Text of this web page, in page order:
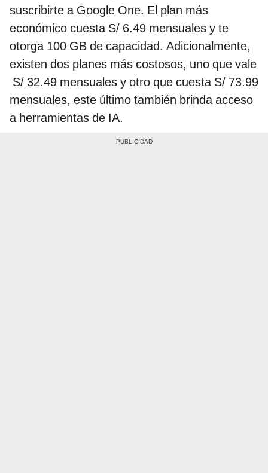
suscribirte a Google One. El plan más
económico cuesta S/ 6.49 mensuales y te
otorga 100 GB de capacidad. Adicionalmente,
existen dos planes más costosos, uno que vale
S/ 32.49 mensuales y otro que cuesta S/ 73.99
mensuales, este último también brinda acceso
a herramientas de IA.